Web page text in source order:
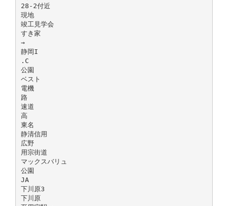
28-2付近
現地
竣工見学会
すき家
→
静岡I
.C
公園
ベスト
電機
路
速道
高
東名
静清信用
広野
用宗街道
マックスバリュ
公園
JA
下川原3
下川原